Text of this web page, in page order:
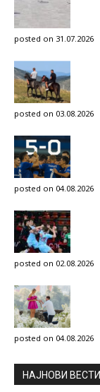
posted on 31.07.2026
posted on 03.08.2026
posted on 04.08.2026
posted on 02.08.2026
posted on 04.08.2026
НAЈНОВИ ВЕСТИ